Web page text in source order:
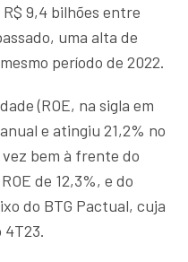
9,4 bilhões entre
uma alta de
período de 2022.
(ROE, na sigla em
e atingiu 21,2% no
bem à frente do
de 12,3%, e do
do BTG Pactual, cuja